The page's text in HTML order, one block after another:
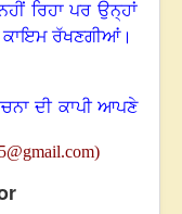
ਰਿਹਾ ਪਰ ਉਨ੍ਹਾਂ
ਕਾਇਮ ਰੱਖਣਗੀਆਂ।
ਦੀ ਕਾਪੀ ਆਪਣੇ
)